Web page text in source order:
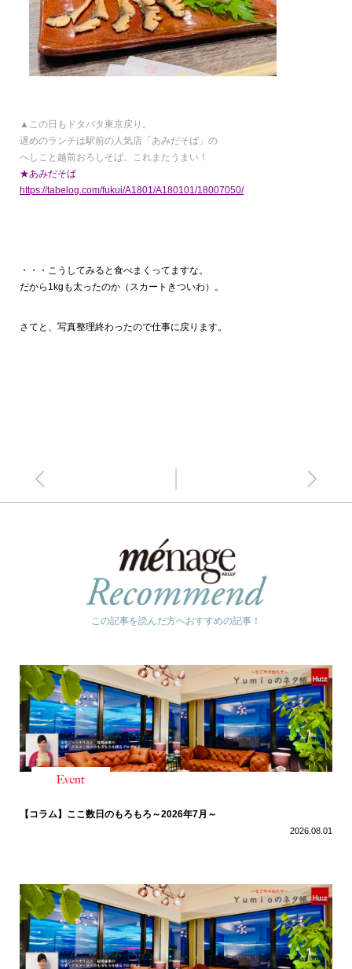
▲この日もドタバタ東京戻り。
遅めのランチは駅前の人気店「あみだそば」の
へしこと越前おろしそば。これまたうまい！
★あみだそば
https://tabelog.com/fukui/A1801/A180101/18007050/
・・・こうしてみると食べまくってますな。
だから1kgも太ったのか（スカートきついわ）。
さてと、写真整理終わったので仕事に戻ります。
この記事を読んだ方へおすすめの記事！
【コラム】ここ数日のもろもろ～2026年7月～
2026.08.01